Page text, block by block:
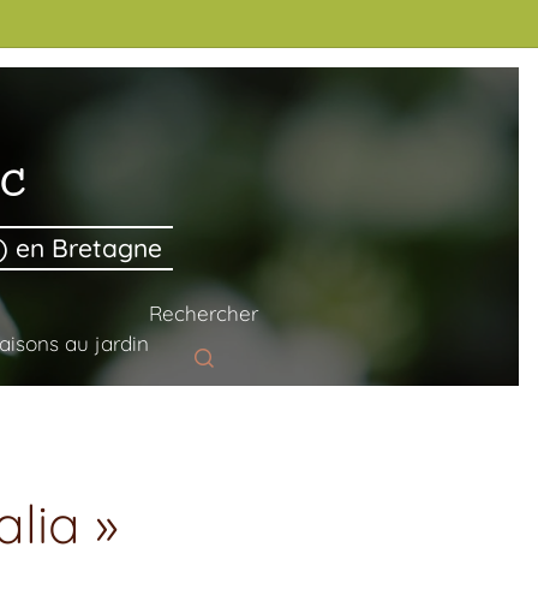
en Bretagne
au jardin
Rechercher
»